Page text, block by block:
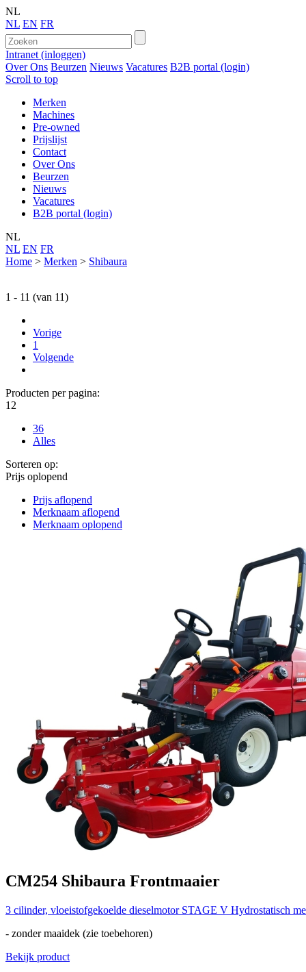
NL
NL EN FR
Intranet (inloggen)
Over Ons Beurzen Nieuws Vacatures B2B portal (login)
Scroll to top
Merken
Machines
Pre-owned
Prijslijst
Contact
Over Ons
Beurzen
Nieuws
Vacatures
B2B portal (login)
NL
NL EN FR
Home > Merken > Shibaura
1 - 11 (van 11)
Vorige
1
Volgende
Producten per pagina:
12
36
Alles
Sorteren op:
Prijs oplopend
Prijs aflopend
Merknaam aflopend
Merknaam oplopend
CM254 Shibaura Frontmaaier
3 cilinder, vloeistofgekoelde dieselmotor STAGE V Hydrostatisch
- zonder maaidek (zie toebehoren)
Bekijk product